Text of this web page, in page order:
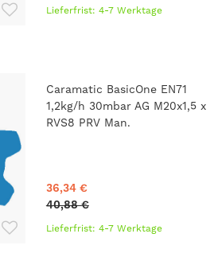
Lieferfrist: 4-7 Werktage
Caramatic BasicOne EN71
1,2kg/h 30mbar AG M20x1,5 x
RVS8 PRV Man.
36,34 €
40,88 €
Lieferfrist: 4-7 Werktage